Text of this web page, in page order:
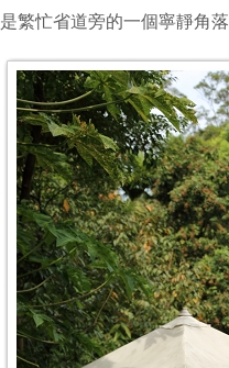
是繁忙省道旁的一個寧靜角落